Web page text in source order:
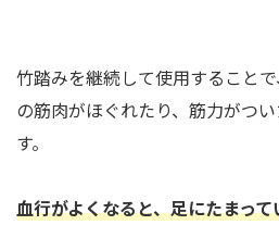
竹踏みを継続して使用すること
の筋肉がほぐれたり、筋力がつ
す。
血行がよくなると、足にたまっ